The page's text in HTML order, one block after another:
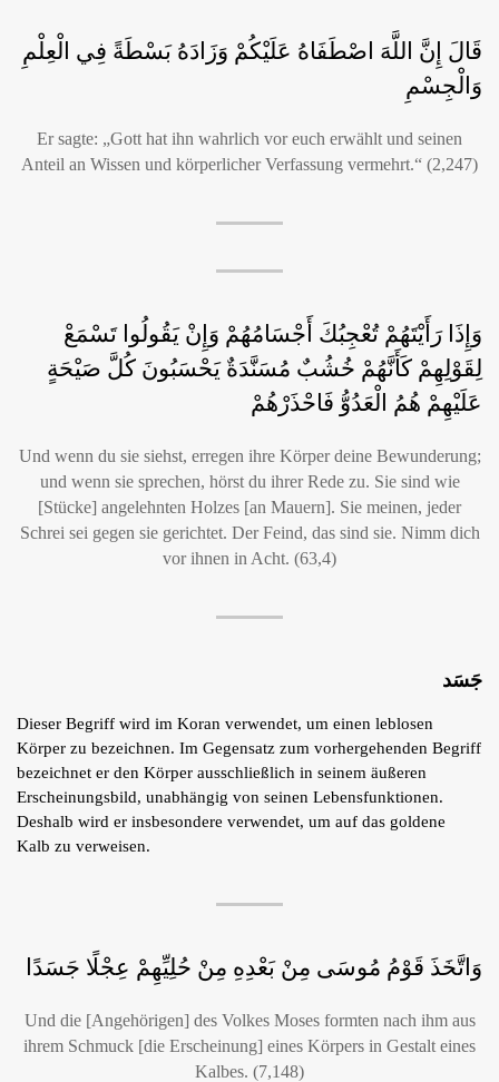
قَالَ إِنَّ اللَّهَ اصْطَفَاهُ عَلَيْكُمْ وَزَادَهُ بَسْطَةً فِي الْعِلْمِ
وَالْجِسْمِ
Er sagte: „Gott hat ihn wahrlich vor euch erwählt und seinen
Anteil an Wissen und körperlicher Verfassung vermehrt.“ (2,247)
وَإِذَا رَأَيْتَهُمْ تُعْجِبُكَ أَجْسَامُهُمْ وَإِنْ يَقُولُوا تَسْمَعْ
لِقَوْلِهِمْ كَأَنَّهُمْ خُشُبٌ مُسَنَّدَةٌ يَحْسَبُونَ كُلَّ صَيْحَةٍ
عَلَيْهِمْ هُمُ الْعَدُوُّ فَاحْذَرْهُمْ
Und wenn du sie siehst, erregen ihre Körper deine Bewunderung;
und wenn sie sprechen, hörst du ihrer Rede zu. Sie sind wie
[Stücke] angelehnten Holzes [an Mauern]. Sie meinen, jeder
Schrei sei gegen sie gerichtet. Der Feind, das sind sie. Nimm dich
vor ihnen in Acht. (63,4)
جَسَد
Dieser Begriff wird im Koran verwendet, um einen leblosen
Körper zu bezeichnen. Im Gegensatz zum vorhergehenden Begriff
bezeichnet er den Körper ausschließlich in seinem äußeren
Erscheinungsbild, unabhängig von seinen Lebensfunktionen.
Deshalb wird er insbesondere verwendet, um auf das goldene
Kalb zu verweisen.
وَاتَّخَذَ قَوْمُ مُوسَى مِنْ بَعْدِهِ مِنْ حُلِيِّهِمْ عِجْلًا جَسَدًا
Und die [Angehörigen] des Volkes Moses formten nach ihm aus
ihrem Schmuck [die Erscheinung] eines Körpers in Gestalt eines
Kalbes. (7,148)